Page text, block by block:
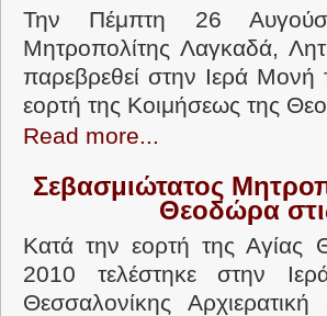
Την Πέμπτη 26
Μητροπολίτης Λαγκαδά,
παρεβρεθεί στην Ιερά
εορτή της Κοιμήσεως της
Read more...
Σεβασμιώτατος
Θεοδώρα
Κατά την εορτή της Αγίας
2010 τελέστηκε στην
Θεσσαλονίκης